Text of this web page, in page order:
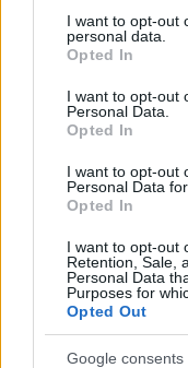
not limited to your
grant or deny
use your data for
consent section.
I want to opt-out
personal data.
Opted In
I want to opt-out
Personal Data.
Opted In
I want to opt-out
Personal Data
Opted In
I want to opt-out
Retention, Sale,
Personal Data
Purposes for
Opted Out
Google consents
-Adj időt magadnak
-Idézz fel közös
-Gondolj hálával arra,
-Ha jól esik, szólj
hanem az, hogy
Egy apró
kevesen